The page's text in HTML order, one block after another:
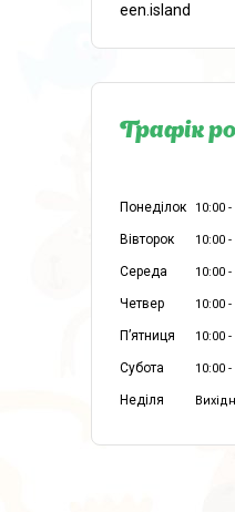
een.island
Графік
Понеділок 10:00
Вівторок 10:00
Середа 10:00
Четвер 10:00
Пʼятниця 10:00
Субота 10:00
Неділя